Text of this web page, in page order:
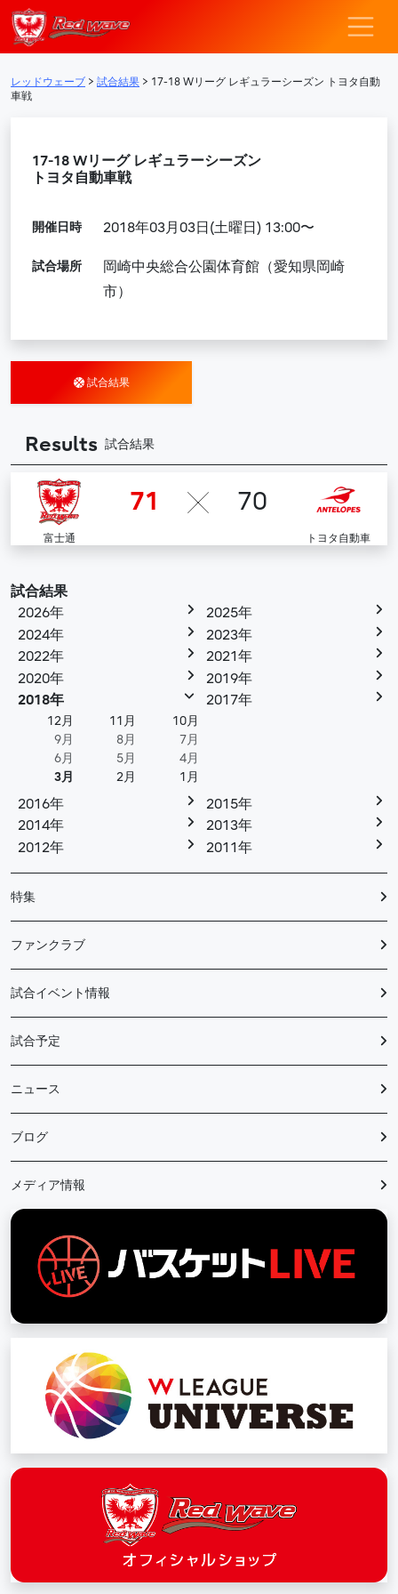
メインナビゲーション
レッドウェー
レッドウェーブ > 試合結果 > 17-18 Wリーグ レギュラーシーズン トヨタ自動
車戦
17-18 Wリーグ レギュラーシーズン
トヨタ自動車戦
開催日時 2018年03月03日(土曜日) 13:00〜
試合場所
岡崎中央総合公園体育館（愛知県岡崎
市）
試合結果
Results 試合結果
71 70
富士通 トヨタ自動車
試合結果
2026年
2025年
2024年
2023年
2022年
2021年
2020年
2019年
2018年
12月 11月
10月
9月
8月
7月
6月
5月
4月
3月
2月 1月
2017年
2016年
2015年
2014年
2013年
2012年
2011年
特集
ファンクラブ
試合イベント情報
試合予定
ニュース
ブログ
メディア情報